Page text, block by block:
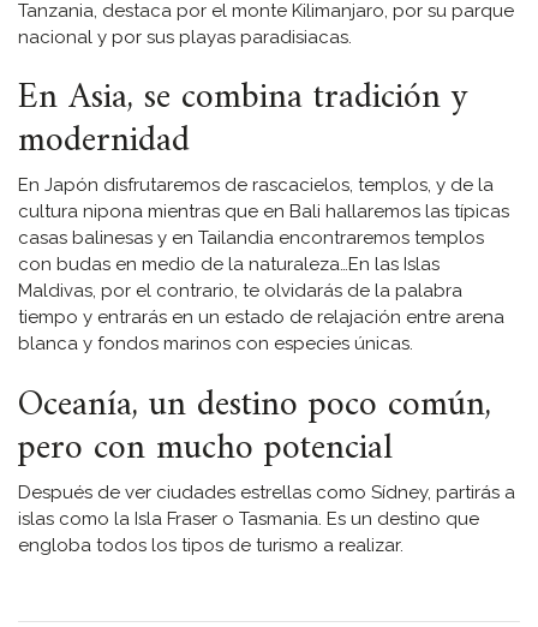
Tanzania, destaca por el monte Kilimanjaro, por su parque
nacional y por sus playas paradisiacas.
En Asia, se combina tradición y
modernidad
En Japón disfrutaremos de rascacielos, templos, y de la
cultura nipona mientras que en Bali hallaremos las típicas
casas balinesas y en Tailandia encontraremos templos
con budas en medio de la naturaleza…En las Islas
Maldivas, por el contrario, te olvidarás de la palabra
tiempo y entrarás en un estado de relajación entre arena
blanca y fondos marinos con especies únicas.
Oceanía, un destino poco común,
pero con mucho potencial
Después de ver ciudades estrellas como Sídney, partirás a
islas como la Isla Fraser o Tasmania. Es un destino que
engloba todos los tipos de turismo a realizar.